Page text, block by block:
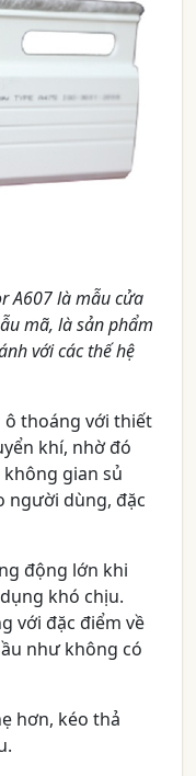
A607 là mẫu cửa
mã, là sản phẩm
với các thế hệ
ô thoáng với thiết
khí, nhờ đó
gian sủ
người dùng, đặc
động lớn khi
khó chịu.
với đặc điểm về
như không có
hơn, kéo thả